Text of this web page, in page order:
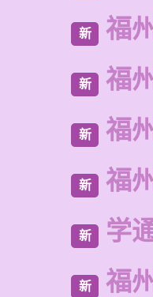
新 福
新 福
新 福
新 福
新 学
新 福